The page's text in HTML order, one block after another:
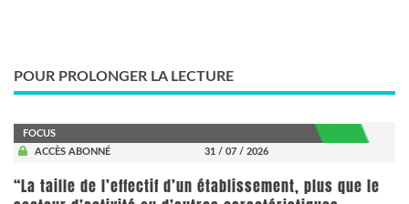
POUR PROLONGER LA LECTURE
FOCUS
ACCÈS ABONNÉ
31 / 07 / 2026
“La taille de l’effectif d’un établissement, plus que le